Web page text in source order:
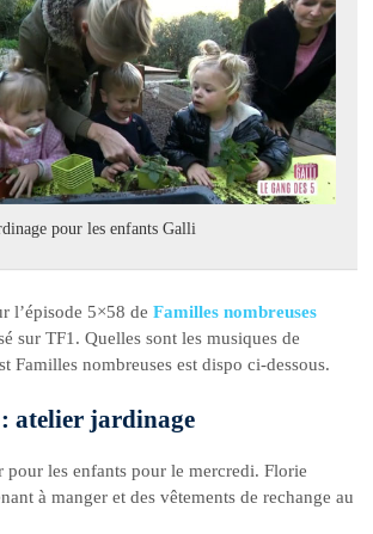
pour les enfants Galli
l’épisode 5×58 deFamilles nombreuses
sur TF1. Quelles sont les musiques de
Familles nombreuses est dispo ci-dessous.
atelier jardinage
pour les enfants pour le mercredi. Florie
à manger et des vêtements de rechange au